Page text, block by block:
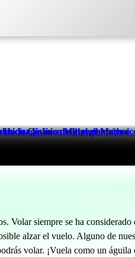
Cósmico Marshal Meteor
Iniciar la Era de Playgrounds
magia oscura y poder
Volar siempre se ha
alzar el vuelo. Alguno de
volar. ¡Vuela como un